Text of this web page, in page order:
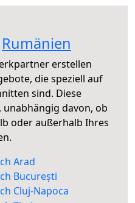
Rumänien
erstellen
die speziell auf
sind. Diese
davon, ob
oder außerhalb Ihres
Arad
București
Cluj-Napoca